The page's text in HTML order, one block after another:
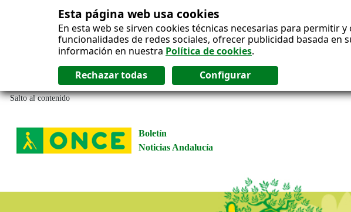
Esta página web usa cookies
En esta web se sirven cookies técnicas necesarias para permitir
funcionalidades de redes sociales, ofrecer publicidad basada
información en nuestra Política de cookies.
Salto al contenido
Boletín
Noticias Andalucía